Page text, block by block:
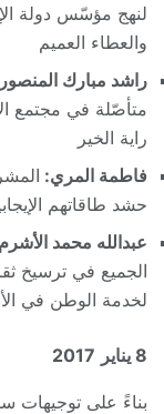
لنهج مؤسّس دولة
والعطاء العميم
راشد مبارك
متأصّلة في مجتمع
راية الخير
فاطمة المري:
حشد طاقاتهم
عبدالله محمد
الجميع في ترسيخ
لخدمة الوطن في
8 يناير 2017
بناءً على توجيهات